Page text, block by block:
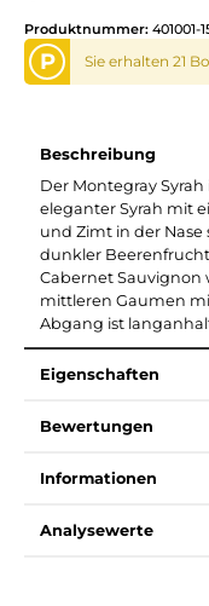
Produktnummer: 401001-
P Sie erhalten 21
Beschreibung
Der Montegray
eleganter Syrah mit
und Zimt in der
dunkler
Cabernet
mittleren Gaumen
Abgang ist
Eigenschaften
Bewertungen
Informationen
Analysewerte